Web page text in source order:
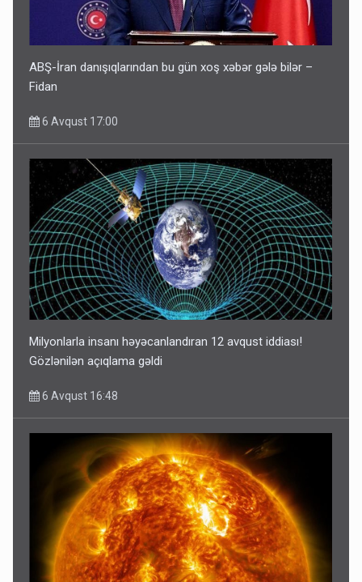
ABŞ-İran danışıqlarından bu gün xoş xəbər gələ bilər –
Fidan
6 Avqust 17:00
Milyonlarla insanı həyəcanlandıran 12 avqust iddiası!
Gözlənilən açıqlama gəldi
6 Avqust 16:48